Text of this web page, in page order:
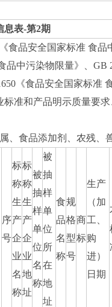
息表-第2期
食品安全国家标准 食品
品中污染物限量》、GB
《食品安全国家标准
准和产品明示质量要
食品添加剂、农残、兽
序
号
标
称
生
产
企
业
名
称
标
称
生
产
企
业
地
址
被
抽
样
单
位
名
称
被
抽
样
单
位
所
在
地
址
食
品
名
称
规
格
型
号
商
标
生产
（加
工、
购
进）
日期